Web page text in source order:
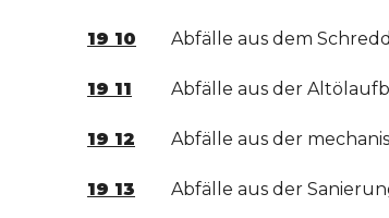
19 10 Abfälle aus dem
19 11 Abfälle aus der
19 12 Abfälle aus der
19 13 Abfälle aus der